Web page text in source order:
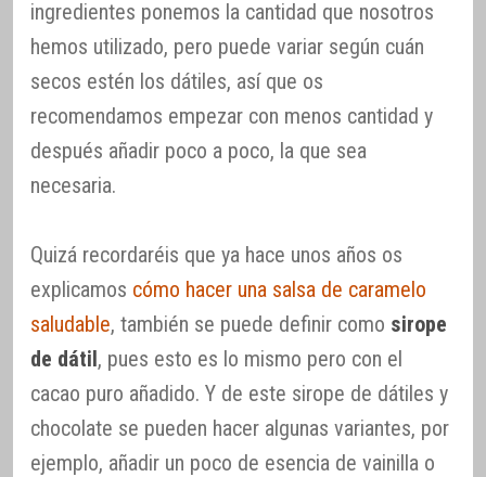
ingredientes ponemos la cantidad que nosotros
hemos utilizado, pero puede variar según cuán
secos estén los dátiles, así que os
recomendamos empezar con menos cantidad y
después añadir poco a poco, la que sea
necesaria.
Quizá recordaréis que ya hace unos años os
explicamos cómo hacer una salsa de caramelo
saludable, también se puede definir como sirope
de dátil, pues esto es lo mismo pero con el
cacao puro añadido. Y de este sirope de dátiles y
chocolate se pueden hacer algunas variantes, por
ejemplo, añadir un poco de esencia de vainilla o